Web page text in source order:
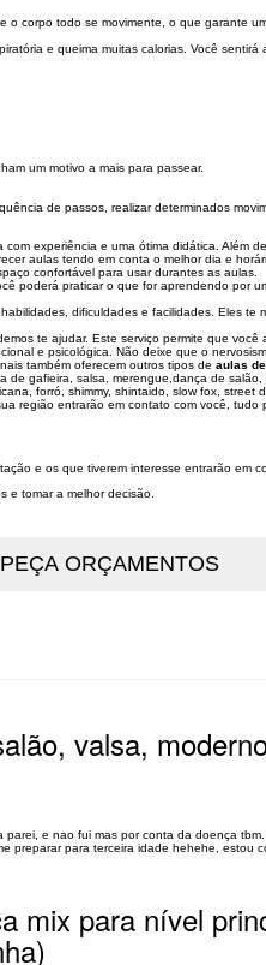
corpo todo se movimente, o que garante
e queima muitas calorias. Você
um motivo a mais para passear.
de passos, realizar determinados
experiência e uma ótima didática.
aulas tendo em conta o melhor dia e
confortável para usar durantes as aulas.
poderá praticar o que for aprendendo por
dificuldades e facilidades. Eles te
te ajudar. Este serviço permite que
e psicológica. Não deixe que o
também oferecem outros tipos de aulas
gafieira, salsa, merengue,dança de
forró, shimmy, shintaido, slow fox, street
região entrarão em contato com você, tudo
e os que tiverem interesse entrarão em
e tomar a melhor decisão.
valsa,
e nao fui mas por conta da doença
preparar para terceira idade hehehe, estou
mix para nível